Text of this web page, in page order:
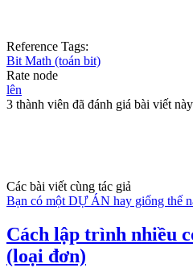
Reference Tags:
Bit Math (toán bit)
Rate node
lên
3 thành viên đã đánh giá bài viết
Các bài viết cùng tác giả
Bạn có một DỰ ÁN hay giống thế
Cách lập trình nhiều
(loại đơn)